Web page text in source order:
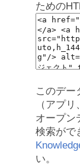
ための
このデー
（アプ
オープン
検索がで
い。